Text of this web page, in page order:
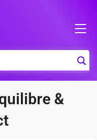
&